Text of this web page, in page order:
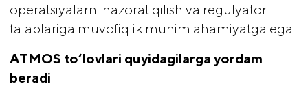
operatsiyalarni nazorat qilish va regulyator
talablariga muvofiqlik muhim ahamiyatga ega.
ATMOS to‘lovlari quyidagilarga yordam
beradi: